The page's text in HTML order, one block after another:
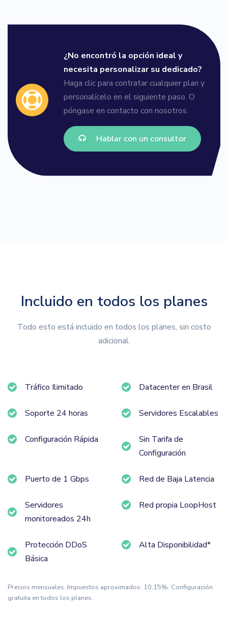
¿No encontró la opción ideal y
necesita personalizar su dedicado?
Haga clic para contratar cualquier plan y
personalícelo en el siguiente paso. O
póngase en contacto con nosotros.
Hablar con un consultor
Incluido en todos los planes
Todo esto está incluido en todos los planes, sin costo
adicional.
Tráfico Ilimitado Datacenter en Brasil
Soporte 24 horas Servidores Escalables
Configuración Rápida
Sin Tarifa de
Configuración
Puerto de 1 Gbps Red de Baja Latencia
Servidores
monitoreados 24h
Red propia LoopHost
Protección DDoS
Básica
Alta Disponibilidad*
Precios mensuales. Impuestos aproximados: 10,15%. Configuración
gratuita en todos los planes.